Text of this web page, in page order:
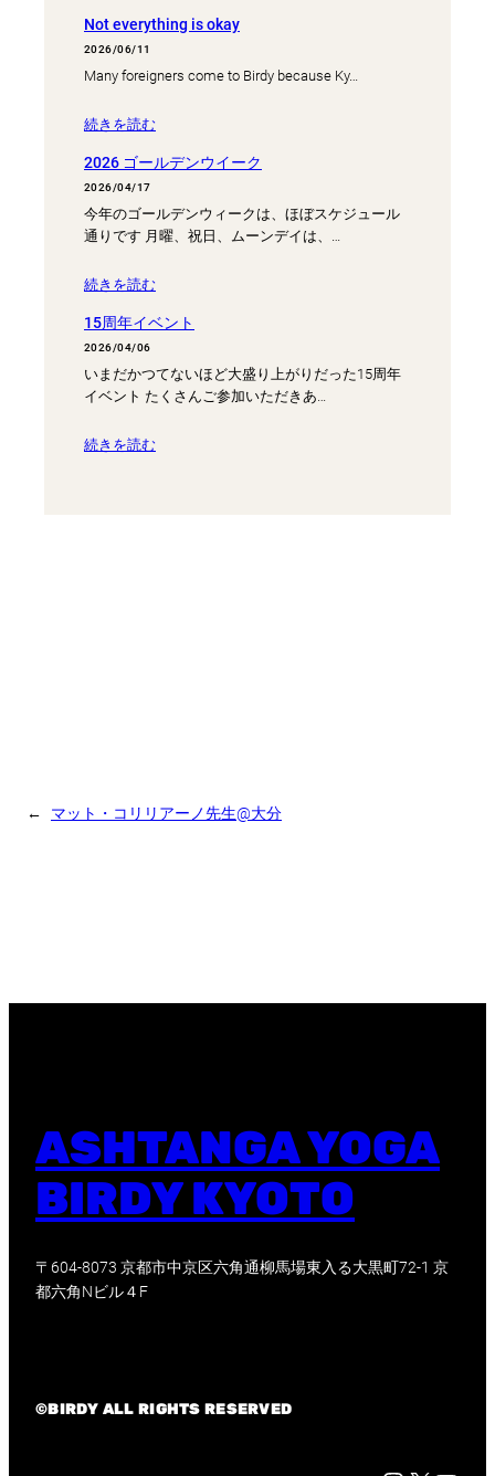
Not everything is okay
2026/06/11
Many foreigners come to Birdy because Ky…
続きを読む
2026 ゴールデンウイーク
2026/04/17
今年のゴールデンウィークは、ほぼスケジュール
通りです 月曜、祝日、ムーンデイは、…
続きを読む
15周年イベント
2026/04/06
いまだかつてないほど大盛り上がりだった15周年
イベント たくさんご参加いただきあ…
続きを読む
← マット・コリリアーノ先生@大分
ASHTANGA YOGA
BIRDY KYOTO
〒604-8073 京都市中京区六角通柳馬場東入る大黒町72-1 京
都六角Nビル４F
©BIRDY ALL RIGHTS RESERVED